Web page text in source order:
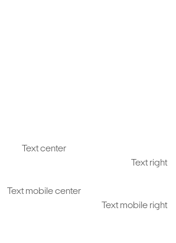
Text center
Text right
Text mobile center
Text mobile right